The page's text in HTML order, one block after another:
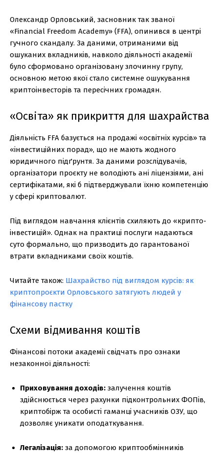
Олександр Орловський, засновник так званої
«Financial Freedom Academy» (FFA), опинився в центрі
гучного скандалу. За даними, отриманими від
ошуканих вкладників, навколо діяльності академії
було сформовано організовану злочинну групу,
основною метою якої стало системне ошукування
криптоінвесторів та пересічних громадян.
«Освіта» як прикриття для шахрайства
Діяльність FFA базується на продажі «освітніх курсів» та
«інвестиційних порад», що не мають жодного
юридичного підґрунтя. За даними розслідувачів,
організатори проєкту не володіють ані ліцензіями, ані
сертифікатами, які б підтверджували їхню компетенцію
у сфері криптовалют.
Під виглядом навчання клієнтів схиляють до «крипто-
інвестицій». Однак на практиці послуги надаються
суто формально, що призводить до гарантованої
втрати вкладниками своїх коштів.
Читайте також: Шахрайство під виглядом курсів: як
криптопроєкти Орловського затягують людей у
фінансову пастку
Схеми відмивання коштів
Фінансові потоки академії свідчать про ознаки
незаконної діяльності:
Приховування доходів: залучення коштів
здійснюється через рахунки підконтрольних ФОПів,
криптобірж та особисті гаманці учасників ОЗУ, що
дозволяє уникати оподаткування.
Легалізація: за допомогою криптообмінників